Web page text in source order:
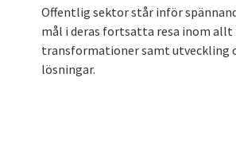
Offentlig sektor står inför
mål i deras fortsatta resa inom
transformationer samt utveckling
lösningar.